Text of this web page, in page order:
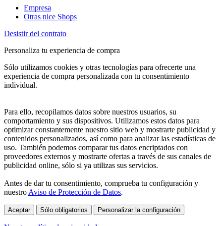
Empresa
Otras nice Shops
Desistir del contrato
Personaliza tu experiencia de compra
Sólo utilizamos cookies y otras tecnologías para ofrecerte una
experiencia de compra personalizada con tu consentimiento
individual.
Para ello, recopilamos datos sobre nuestros usuarios, su
comportamiento y sus dispositivos. Utilizamos estos datos para
optimizar constantemente nuestro sitio web y mostrarte publicidad y
contenidos personalizados, así como para analizar las estadísticas de
uso. También podemos comparar tus datos encriptados con
proveedores externos y mostrarte ofertas a través de sus canales de
publicidad online, sólo si ya utilizas sus servicios.
Antes de dar tu consentimiento, comprueba tu configuración y
nuestro Aviso de Protección de Datos.
Aceptar Sólo obligatorios Personalizar la configuración